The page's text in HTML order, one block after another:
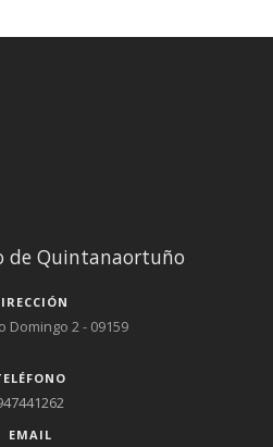
de Quintanaortuño
Domingo 2 - 09159
EMAIL